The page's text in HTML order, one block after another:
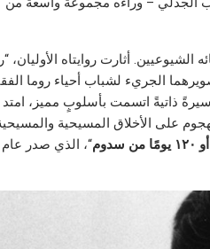
الشيوعيين. أثارت روايتاه الأوليان،
الجريء لشباب أحياء روما
ذاتيةً اتسمت بأسلوبٍ مميز،
أعماله عام ١٩٦١، إلى الهجوم على الأخلاق المسيحية